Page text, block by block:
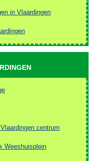
in Vlaardingen
centrum
Weeshuisplein